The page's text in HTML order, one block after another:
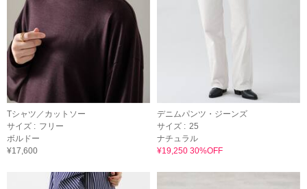
Tシャツ／カットソー
サイズ : フリー
ボルドー
¥17,600
デニムパンツ・ジーンズ
サイズ : 25
ナチュラル
¥19,250 30%OFF